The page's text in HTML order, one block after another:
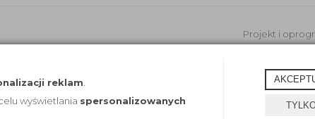
reklam
wyświetlania spersonalizowanych
Projekt i